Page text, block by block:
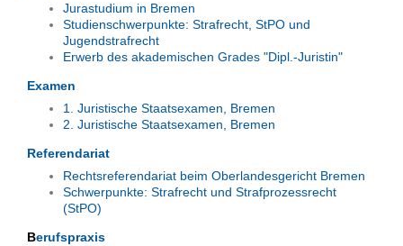
Jurastudium in Bremen
Studienschwerpunkte: Strafrecht, StPO und
Jugendstrafrecht
Erwerb des akademischen Grades "Dipl.-Juristin"
Examen
1. Juristische Staatsexamen, Bremen
2. Juristische Staatsexamen, Bremen
Referendariat
Rechtsreferendariat beim Oberlandesgericht Bremen
Schwerpunkte: Strafrecht und Strafprozessrecht
(StPO)
Berufspraxis